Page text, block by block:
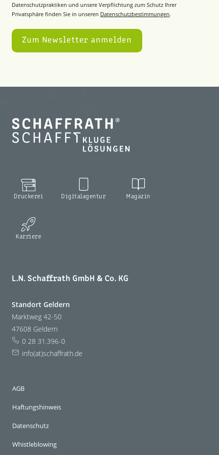
Datenschutzpraktiken und unsere Verpflichtung zum Schutz Ihrer
Privatsphäre finden Sie in unseren Datenschutzbestimmungen.
Druckerei Digitalagentur Magazin
Karriere
L.N. Schaffrath GmbH & Co. KG
Standort Geldern
Marktweg 42-50
47608 Geldern
0 28 31.396-0
info(at)schaffrath.de
AGB
Haftungshinweis
Datenschutz
Whistleblowing